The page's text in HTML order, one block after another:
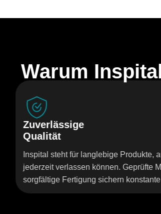
Warum
für langlebige Produkte, auf die Sie sich
können. Geprüfte Materialien und
sichern konstante Leistung.